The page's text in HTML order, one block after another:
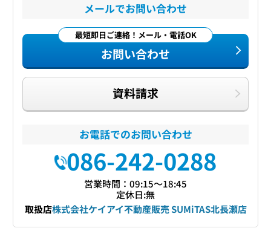
メールでお問い合わせ
最短即日ご連絡！メール・電話OK
お問い合わせ
資料請求
お電話でのお問い合わせ
086-242-0288
営業時間：09:15〜18:45
定休日:無
取扱店株式会社ケイアイ不動産販売 SUMiTAS北長瀬店